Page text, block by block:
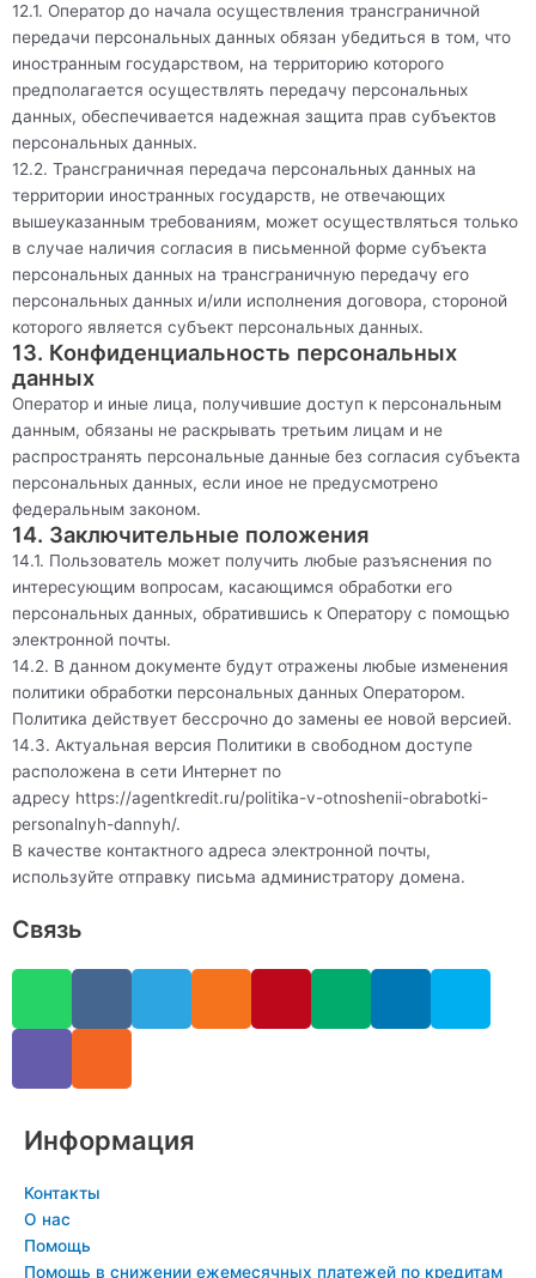
12.1. Оператор до начала осуществления трансграничной
передачи персональных данных обязан убедиться в том, что
иностранным государством, на территорию которого
предполагается осуществлять передачу персональных
данных, обеспечивается надежная защита прав субъектов
персональных данных.
12.2. Трансграничная передача персональных данных на
территории иностранных государств, не отвечающих
вышеуказанным требованиям, может осуществляться только
в случае наличия согласия в письменной форме субъекта
персональных данных на трансграничную передачу его
персональных данных и/или исполнения договора, стороной
которого является субъект персональных данных.
13. Конфиденциальность персональных
данных
Оператор и иные лица, получившие доступ к персональным
данным, обязаны не раскрывать третьим лицам и не
распространять персональные данные без согласия субъекта
персональных данных, если иное не предусмотрено
федеральным законом.
14. Заключительные положения
14.1. Пользователь может получить любые разъяснения по
интересующим вопросам, касающимся обработки его
персональных данных, обратившись к Оператору с помощью
электронной почты.
14.2. В данном документе будут отражены любые изменения
политики обработки персональных данных Оператором.
Политика действует бессрочно до замены ее новой версией.
14.3. Актуальная версия Политики в свободном доступе
расположена в сети Интернет по
адресу https://agentkredit.ru/politika-v-otnoshenii-obrabotki-
personalnyh-dannyh/.
В качестве контактного адреса электронной почты,
используйте отправку письма администратору домена.
Связь
W
a
p
p
r
a
Информация
Контакты
О нас
Помощь
Помощь в снижении ежемесячных платежей по кредитам